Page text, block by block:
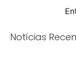
Notícias